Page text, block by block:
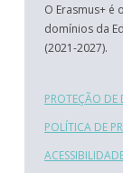
O Erasmus+ é
domínios da
(2021-2027).
PROTEÇÃO DE
POLÍTICA DE